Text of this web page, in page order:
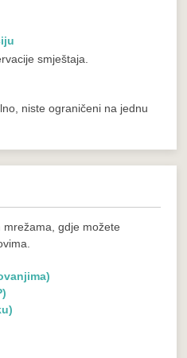
smještaja.
niste ograničeni na jednu
gdje možete